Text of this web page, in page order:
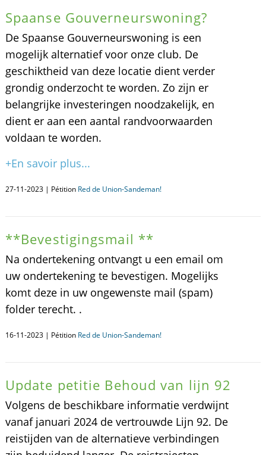
Spaanse Gouverneurswoning?
De Spaanse Gouverneurswoning is een
mogelijk alternatief voor onze club. De
geschiktheid van deze locatie dient verder
grondig onderzocht te worden. Zo zijn er
belangrijke investeringen noodzakelijk, en
dient er aan een aantal randvoorwaarden
voldaan te worden.
+En savoir plus...
27-11-2023 | Pétition Red de Union-Sandeman!
**Bevestigingsmail **
Na ondertekening ontvangt u een email om
uw ondertekening te bevestigen. Mogelijks
komt deze in uw ongewenste mail (spam)
folder terecht. .
16-11-2023 | Pétition Red de Union-Sandeman!
Update petitie Behoud van lijn 92
Volgens de beschikbare informatie verdwijnt
vanaf januari 2024 de vertrouwde Lijn 92. De
reistijden van de alternatieve verbindingen